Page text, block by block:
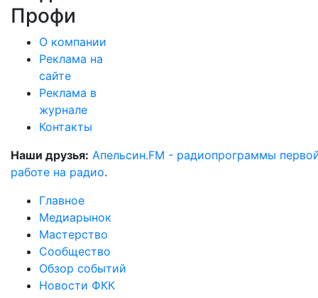
Профи
О компании
Реклама на
сайте
Реклама в
журнале
Контакты
Наши друзья: Апельсин.FM - радиопрограммы
работе на радио.
Главное
Медиарынок
Мастерство
Сообщество
Обзор событий
Новости ФКК